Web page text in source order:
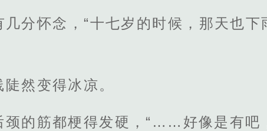
分怀念，“十七岁的时候，那天也
然变得冰凉。
颈的筋都梗得发硬，“……好像是有吧